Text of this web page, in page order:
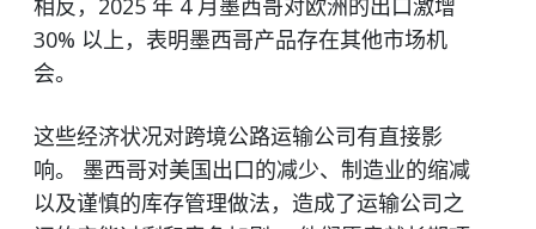
30% 以上，表明墨西哥产品存在其他市场机
会。
这些经济状况对跨境公路运输公司有直接影
响。 墨西哥对美国出口的减少、制造业的缩减
以及谨慎的库存管理做法，造成了运输公司之